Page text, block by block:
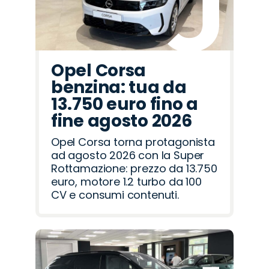
Opel Corsa
benzina: tua da
13.750 euro fino a
fine agosto 2026
Opel Corsa torna protagonista
ad agosto 2026 con la Super
Rottamazione: prezzo da 13.750
euro, motore 1.2 turbo da 100
CV e consumi contenuti.